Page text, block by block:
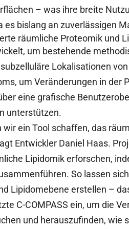
– was ihre breite
es bislang an zuverlässigen
räumliche Proteomik und
um bestehende
Lokalisationen
um Veränderungen in der
eine grafische
unterstützen.
wir ein Tool schaffen, das
Entwickler Daniel Haas.
Lipidomik erforschen,
So lassen
Lipidomebene erstellen –
C-COMPASS ein, um die
und herauszufinden, wie